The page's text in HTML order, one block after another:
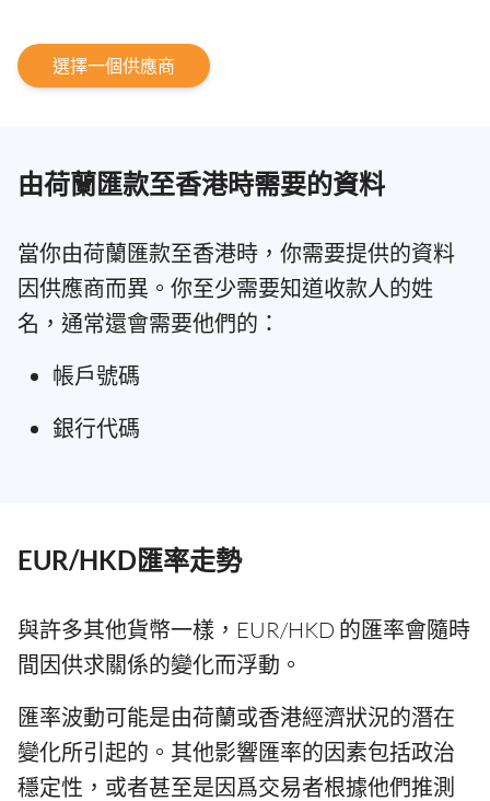
選擇一個供應商
由荷蘭匯款至香港時需要的資料
當你由荷蘭匯款至香港時，你需要提供的資料
因供應商而異。你至少需要知道收款人的姓
名，通常還會需要他們的：
帳戶號碼
銀行代碼
EUR/HKD匯率走勢
與許多其他貨幣一樣，EUR/HKD 的匯率會隨時
間因供求關係的變化而浮動。
匯率波動可能是由荷蘭或香港經濟狀況的潛在
變化所引起的。其他影響匯率的因素包括政治
穩定性，或者甚至是因爲交易者根據他們推測